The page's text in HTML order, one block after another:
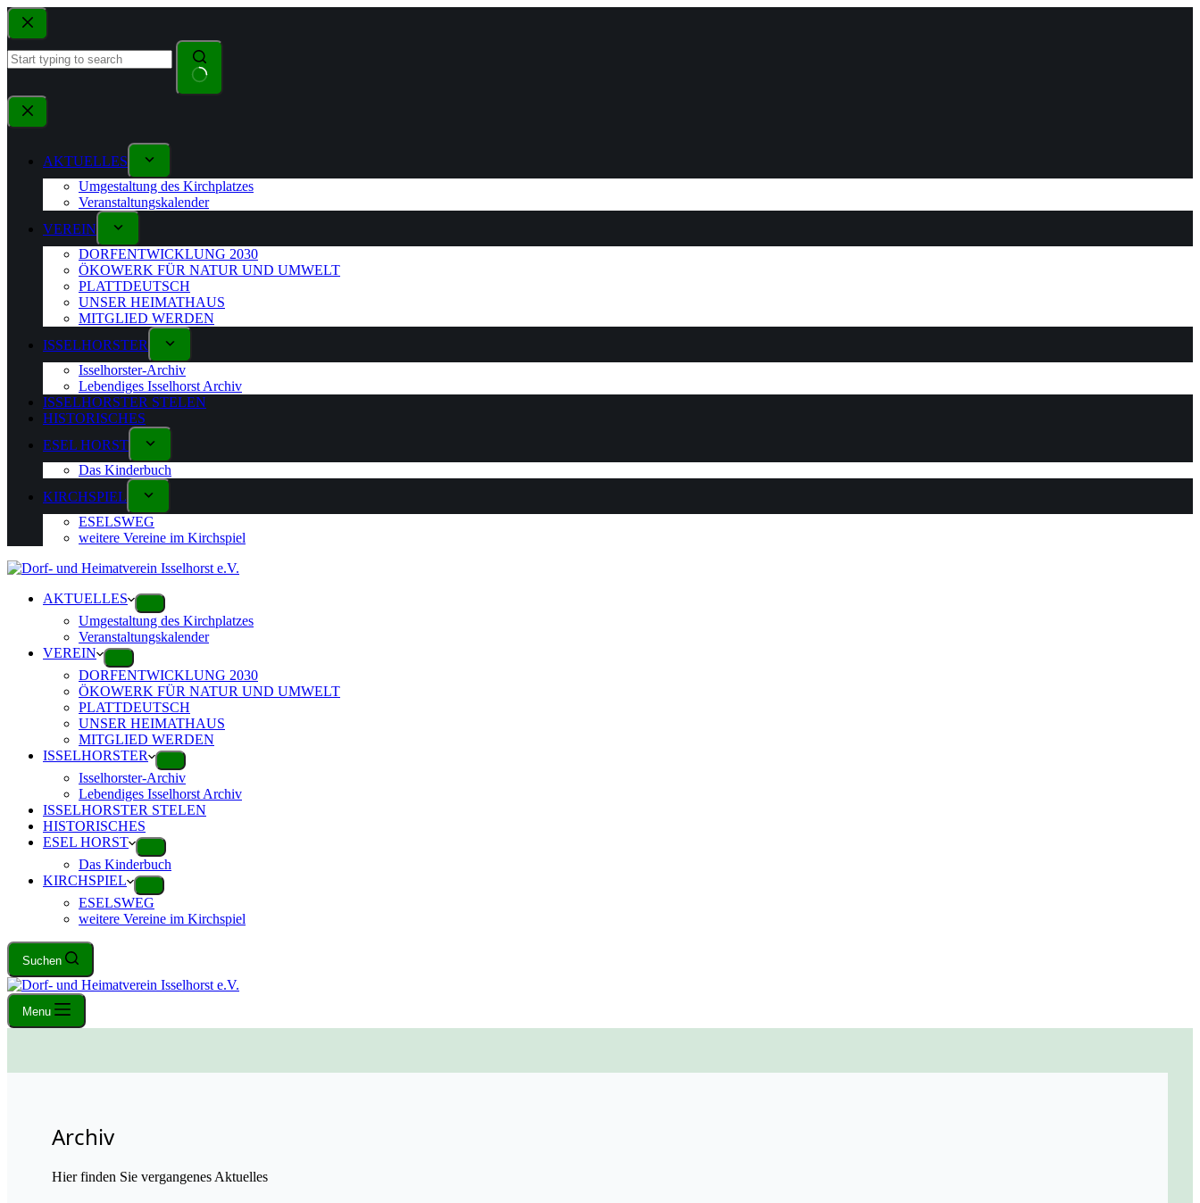
AKTUELLES
Umgestaltung des Kirchplatzes
Veranstaltungskalender
VEREIN
DORFENTWICKLUNG 2030
ÖKOWERK FÜR NATUR UND UMWELT
PLATTDEUTSCH
UNSER HEIMATHAUS
MITGLIED WERDEN
ISSELHORSTER
Isselhorster-Archiv
Lebendiges Isselhorst Archiv
ISSELHORSTER STELEN
HISTORISCHES
ESEL HORST
Das Kinderbuch
KIRCHSPIEL
ESELSWEG
weitere Vereine im Kirchspiel
AKTUELLES
Umgestaltung des Kirchplatzes
Veranstaltungskalender
VEREIN
DORFENTWICKLUNG 2030
ÖKOWERK FÜR NATUR UND UMWELT
PLATTDEUTSCH
UNSER HEIMATHAUS
MITGLIED WERDEN
ISSELHORSTER
Isselhorster-Archiv
Lebendiges Isselhorst Archiv
ISSELHORSTER STELEN
HISTORISCHES
ESEL HORST
Das Kinderbuch
KIRCHSPIEL
ESELSWEG
weitere Vereine im Kirchspiel
Suchen
Menu
Archiv
Hier finden Sie vergangenes Aktuelles